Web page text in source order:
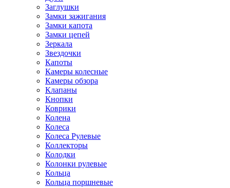
Заглушки
Замки зажигания
Замки капота
Замки цепей
Зеркала
Звездочки
Капоты
Камеры колесные
Камеры обзора
Клапаны
Кнопки
Коврики
Колена
Колеса
Колеса Рулевые
Коллекторы
Колодки
Колонки рулевые
Кольца
Кольца поршневые